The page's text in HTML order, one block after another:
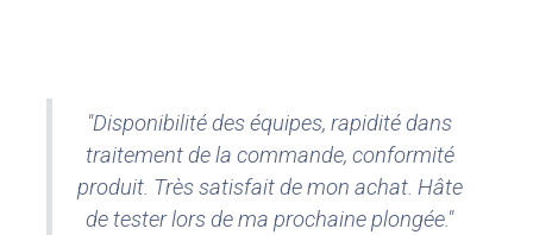
"Disponibilité des équipes, rapidité dans
traitement de la commande, conformité
produit. Très satisfait de mon achat. Hâte
de tester lors de ma prochaine plongée."